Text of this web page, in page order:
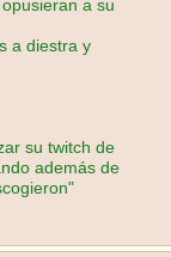
a su
a diestra y
su twitch de
además de